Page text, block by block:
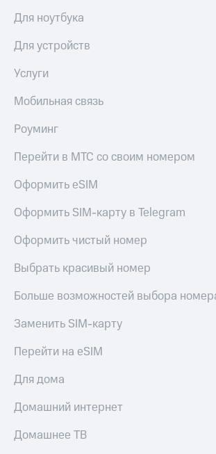
Порядок
выкупа
акций
Описание
погашении
облигаций
Реквизиты
развитие
На главную
Для ноутбука
Для устройств
Услуги
Мобильная связь
Роуминг
Перейти в МТС со своим номером
Оформить eSIM
Оформить SIM-карту в Telegram
Оформить чистый номер
Выбрать красивый номер
Больше возможностей выбора
Заменить SIM-карту
Перейти на eSIM
Для дома
Домашний интернет
Домашнее ТВ